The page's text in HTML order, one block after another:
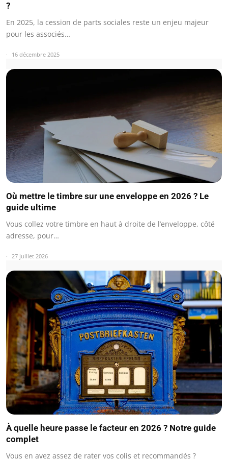
?
En 2025, la cession de parts sociales reste un enjeu majeur
pour les associés…
16 décembre 2025
Où mettre le timbre sur une enveloppe en 2026 ? Le
guide ultime
Vous collez votre timbre en haut à droite de l’enveloppe, côté
adresse, pour…
27 juillet 2026
À quelle heure passe le facteur en 2026 ? Notre guide
complet
Vous en avez assez de rater vos colis et recommandés ?